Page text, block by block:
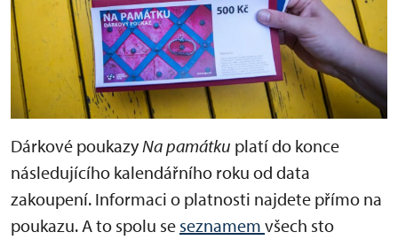
Dárkové poukazyNa památku platí do konce
následujícího kalendářního roku od data
zakoupení. Informaci o platnosti najdete přímo na
poukazu. A to spolu se seznamem všech sto